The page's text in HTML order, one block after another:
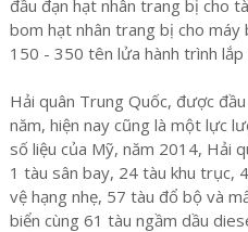
đầu đạn hạt nhân trang bị cho
bom hạt nhân trang bị cho máy
150 - 350 tên lửa hành trình lắp
Hải quân Trung Quốc, được
năm, hiện nay cũng là một lực
số liệu của Mỹ, năm 2014, Hải
1 tàu sân bay, 24 tàu khu trục,
vệ hạng nhẹ, 57 tàu đổ bộ và
biển cùng 61 tàu ngầm dầu